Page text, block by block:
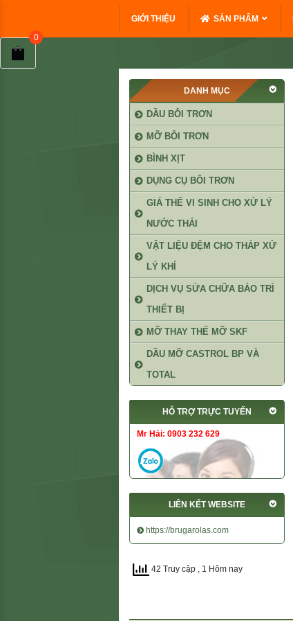
GIỚI THIỆU SẢN PHẨM
DANH MỤC
DẦU BÔI TRƠN
MỠ BÔI TRƠN
BÌNH XỊT
DỤNG CỤ BÔI TRƠN
GIÁ THỂ VI SINH CHO XỬ LÝ
NƯỚC THẢI
VẬT LIỆU ĐỆM CHO THÁP XỬ
LÝ KHÍ
DỊCH VỤ SỬA CHỮA BẢO TRÌ
THIẾT BỊ
MỠ THAY THẾ MỠ SKF
DẦU MỠ CASTROL BP VÀ
TOTAL
HỖ TRỢ TRỰC TUYẾN
Mr Hải: 0903 232 629
LIÊN KẾT WEBSITE
https://brugarolas.com
42 Truy cập , 1 Hôm nay